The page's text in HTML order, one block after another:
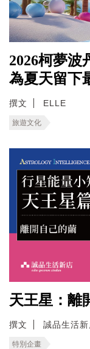
2026柯夢波
為夏天留下
撰文 ELLE
旅遊文化
天王星：離
撰文 誠品生活新
特別企畫